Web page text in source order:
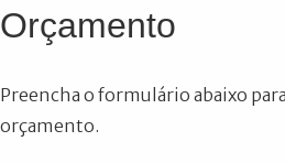
Orçamento
Preencha o formulário abaixo
orçamento.